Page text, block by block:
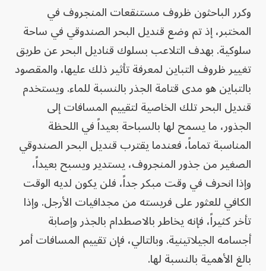
وكرر الباحثون ظروف مستنقعات المنجروف في
المختبر، إذ تم وضع قنديل البحر الصندوقي في ساحة
سلوكية. بهدف التلاعب بسلوك قناديل البحر عن طريق
تغيير ظروف التباين لمعرفة تأثير ذلك عليها، والمقصود
بالتباين هو مدى قتامة الجذر بالنسبة للماء. ويستخدم
قنديل البحر تلك الخاصية لتقييم المسافات إلى
الجذور، ما يسمح لها بالسباحة بعيداً في اللحظة
المناسبة تماماً، فعندما يقترب قنديل البحر الصندوقي
الصغير من جذور المنجروف، يستدير ويسبح بعيداً،
وإذا انحرف في وقت مبكر جداً، فلن يكون لديه الوقت
الكافي للعثور على فريسته من مجدافيات الأرجل. وإذا
تأخر كثيراً، فإنه يخاطر بالاصطدام بالجذر وإصابة
أجسامه الجيلاتينية. وبالتالي، فإن تقييم المسافات أمر
بالغ الأهمية بالنسبة لها.